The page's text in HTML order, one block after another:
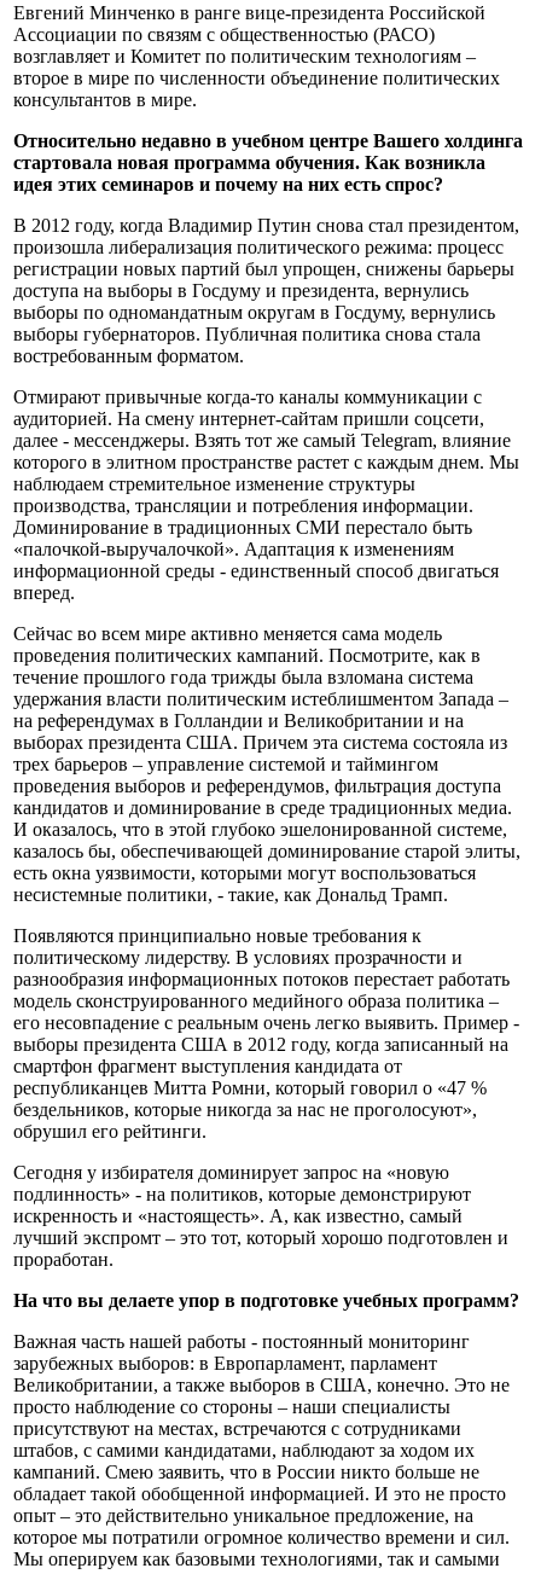
Евгений Минченко в ранге вице-президента Российской
Ассоциации по связям с общественностью (РАСО)
возглавляет и Комитет по политическим технологиям –
второе в мире по численности объединение политических
консультантов в мире.
Относительно недавно в учебном центре Вашего холдинга
стартовала новая программа обучения. Как возникла
идея этих семинаров и почему на них есть спрос?
В 2012 году, когда Владимир Путин снова стал президентом,
произошла либерализация политического режима: процесс
регистрации новых партий был упрощен, снижены барьеры
доступа на выборы в Госдуму и президента, вернулись
выборы по одномандатным округам в Госдуму, вернулись
выборы губернаторов. Публичная политика снова стала
востребованным форматом.
Отмирают привычные когда-то каналы коммуникации с
аудиторией. На смену интернет-сайтам пришли соцсети,
далее - мессенджеры. Взять тот же самый Telegram, влияние
которого в элитном пространстве растет с каждым днем. Мы
наблюдаем стремительное изменение структуры
производства, трансляции и потребления информации.
Доминирование в традиционных СМИ перестало быть
«палочкой-выручалочкой». Адаптация к изменениям
информационной среды - единственный способ двигаться
вперед.
Сейчас во всем мире активно меняется сама модель
проведения политических кампаний. Посмотрите, как в
течение прошлого года трижды была взломана система
удержания власти политическим истеблишментом Запада –
на референдумах в Голландии и Великобритании и на
выборах президента США. Причем эта система состояла из
трех барьеров – управление системой и таймингом
проведения выборов и референдумов, фильтрация доступа
кандидатов и доминирование в среде традиционных медиа.
И оказалось, что в этой глубоко эшелонированной системе,
казалось бы, обеспечивающей доминирование старой элиты,
есть окна уязвимости, которыми могут воспользоваться
несистемные политики, - такие, как Дональд Трамп.
Появляются принципиально новые требования к
политическому лидерству. В условиях прозрачности и
разнообразия информационных потоков перестает работать
модель сконструированного медийного образа политика –
его несовпадение с реальным очень легко выявить. Пример -
выборы президента США в 2012 году, когда записанный на
смартфон фрагмент выступления кандидата от
республиканцев Митта Ромни, который говорил о «47 %
бездельников, которые никогда за нас не проголосуют»,
обрушил его рейтинги.
Сегодня у избирателя доминирует запрос на «новую
подлинность» - на политиков, которые демонстрируют
искренность и «настоящесть». А, как известно, самый
лучший экспромт – это тот, который хорошо подготовлен и
проработан.
На что вы делаете упор в подготовке учебных программ?
Важная часть нашей работы - постоянный мониторинг
зарубежных выборов: в Европарламент, парламент
Великобритании, а также выборов в США, конечно. Это не
просто наблюдение со стороны – наши специалисты
присутствуют на местах, встречаются с сотрудниками
штабов, с самими кандидатами, наблюдают за ходом их
кампаний. Смею заявить, что в России никто больше не
обладает такой обобщенной информацией. И это не просто
опыт – это действительно уникальное предложение, на
которое мы потратили огромное количество времени и сил.
Мы оперируем как базовыми технологиями, так и самыми